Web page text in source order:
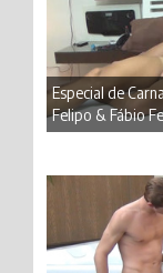
Especial de
Felipo & Fábio